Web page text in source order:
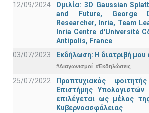
12/09/2024
Ομιλία: 3D Gaussian
and Future, George
Researcher, Inria, Team
Inria Centre d'Université
Antipolis, France
03/07/2023
Εκδήλωση: Η διατριβή μου
#Διαγωνισμοί #Εκδηλώσεις
25/07/2022
Προπτυχιακός
Επιστήμης
επιλέγεται ως μέλος
Κυβερνοασφάλειας